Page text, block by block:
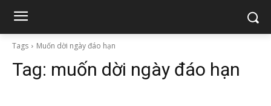
Tags Muốn dời ngày đáo hạn
Tag: muốn dời ngày đáo hạn